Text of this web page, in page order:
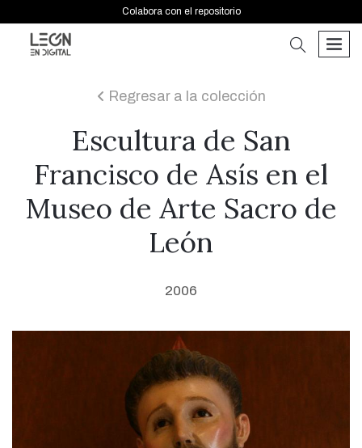
Colabora con el repositorio
buscar
icon
Regresar a la colección
Escultura de San
Francisco de Asís en el
Museo de Arte Sacro de
León
2006